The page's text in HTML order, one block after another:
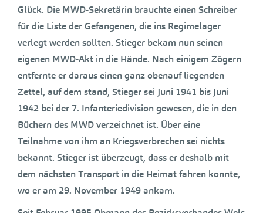
Glück. Die MWD-Sekretärin brauchte einen Schreiber
für die Liste der Gefangenen, die ins Regimelager
verlegt werden sollten. Stieger bekam nun seinen
eigenen MWD-Akt in die Hände. Nach einigem Zögern
entfernte er daraus einen ganz obenauf liegenden
Zettel, auf dem stand, Stieger sei Juni 1941 bis Juni
1942 bei der 7. Infanteriedivision gewesen, die in den
Büchern des MWD verzeichnet ist. Über eine
Teilnahme von ihm an Kriegsverbrechen sei nichts
bekannt. Stieger ist überzeugt, dass er deshalb mit
dem nächsten Transport in die Heimat fahren konnte,
wo er am 29. November 1949 ankam.